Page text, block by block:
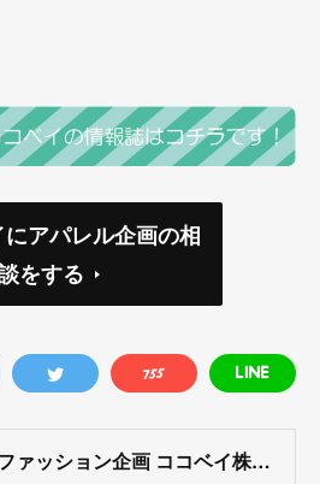
アパレル企画の相
をする
売れるファッション企画 ココベイ株式会社